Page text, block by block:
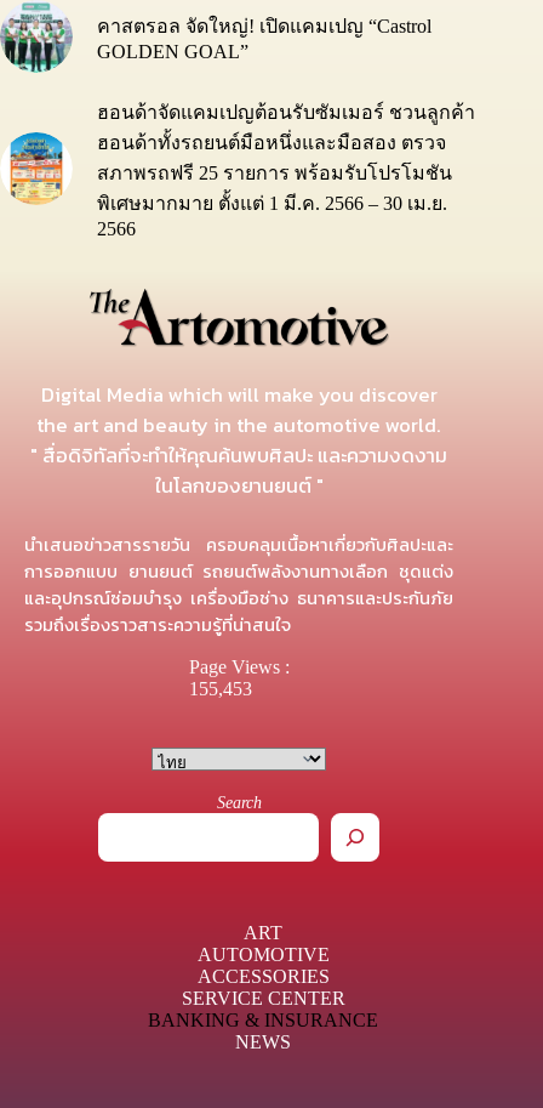
คาสตรอล จัดใหญ่! เปิดแคมเปญ “Castrol
GOLDEN GOAL”
ฮอนด้าจัดแคมเปญต้อนรับซัมเมอร์ ชวนลูกค้า
ฮอนด้าทั้งรถยนต์มือหนึ่งและมือสอง ตรวจ
สภาพรถฟรี 25 รายการ พร้อมรับโปรโมชัน
พิเศษมากมาย ตั้งแต่ 1 มี.ค. 2566 – 30 เม.ย.
2566
Digital Media which will make you discover
the art and beauty in the automotive world.
" สื่อดิจิทัลที่จะทำให้คุณค้นพบศิลปะ และความงดงาม
ในโลกของยานยนต์ "
นำเสนอข่าวสารรายวัน ครอบคลุมเนื้อหาเกี่ยวกับศิลปะและ
การออกแบบ ยานยนต์ รถยนต์พลังงานทางเลือก ชุดแต่ง
และอุปกรณ์ซ่อมบำรุง เครื่องมือช่าง ธนาคารและประกันภัย
รวมถึงเรื่องราวสาระความรู้ที่น่าสนใจ
Page Views :
155,453
Search
ART
AUTOMOTIVE
ACCESSORIES
SERVICE CENTER
BANKING & INSURANCE
NEWS